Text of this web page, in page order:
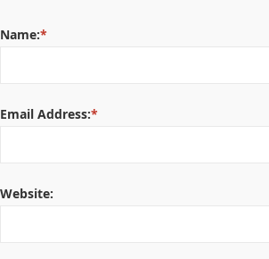
Name:*
Email Address:*
Website: